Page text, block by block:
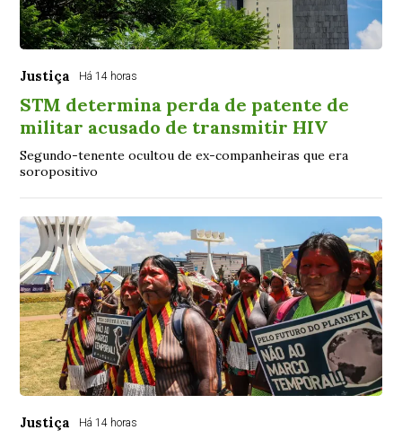
Justiça Há 14 horas
STM determina perda de patente de
militar acusado de transmitir HIV
Segundo-tenente ocultou de ex-companheiras que era
soropositivo
Justiça Há 14 horas